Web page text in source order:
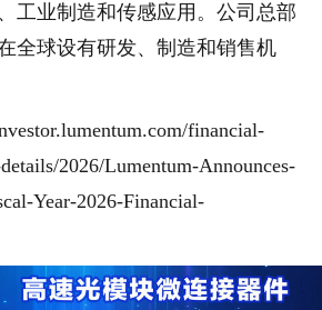
工业制造和传感应用。公司总部
全球设有研发、制造和销售机
financial-
2026/Lumentum-Announces-
Year-2026-Financial-